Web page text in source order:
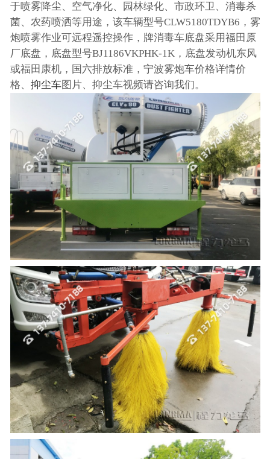
于喷雾降尘、空气净化、园林绿化、市政环卫、消毒杀
菌、农药喷洒等用途，该车辆型号CLW5180TDYB6，雾
炮喷雾作业可远程遥控操作，牌消毒车底盘采用福田原
厂底盘，底盘型号BJ1186VKPHK-1K，底盘发动机东风
或福田康机，国六排放标准，宁波雾炮车价格详情价
格、 抑尘车图片、抑尘车视频请咨询我们。